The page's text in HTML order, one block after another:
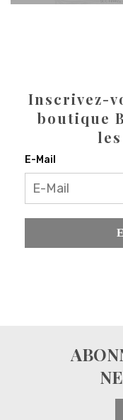
Inscrivez-
boutique
E-Mail